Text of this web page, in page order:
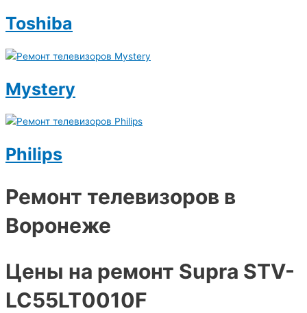
Toshiba
Mystery
Philips
Ремонт телевизоров в
Воронеже
Цены на ремонт Supra STV-
LC55LT0010F